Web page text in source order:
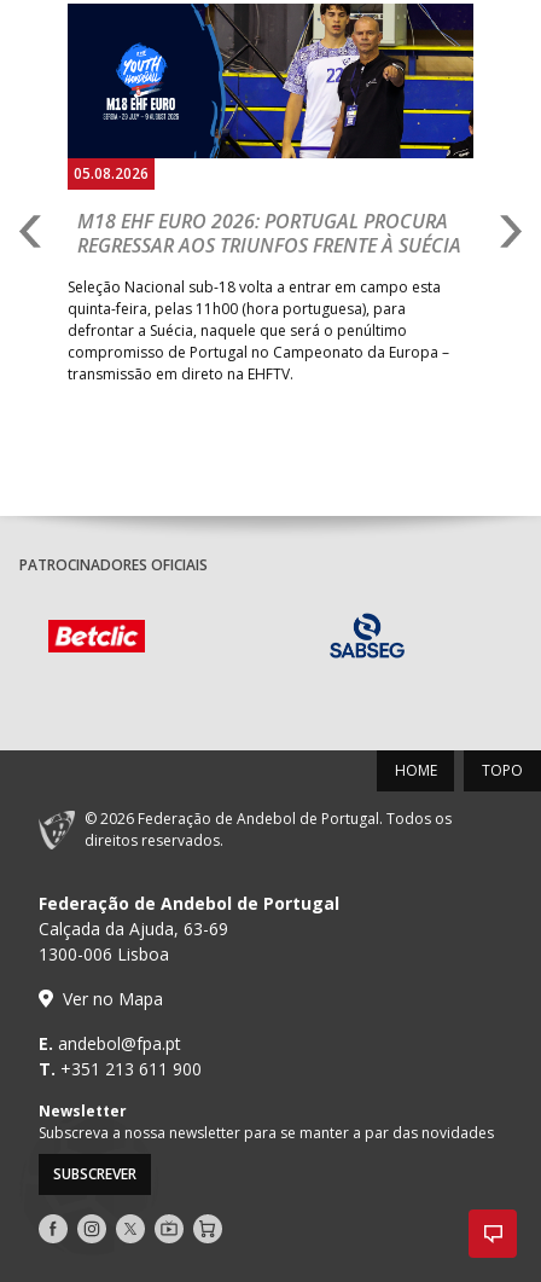
05.08.2026
M18 EHF EURO 2026: PORTUGAL PROCURA
REGRESSAR AOS TRIUNFOS FRENTE À SUÉCIA
Seleção Nacional sub-18 volta a entrar em campo esta
quinta-feira, pelas 11h00 (hora portuguesa), para
defrontar a Suécia, naquele que será o penúltimo
compromisso de Portugal no Campeonato da Europa –
transmissão em direto na EHFTV.
PATROCINADORES OFICIAIS
TOPO
HOME
© 2026 Federação de Andebol de Portugal. Todos os
direitos reservados.
Federação de Andebol de Portugal
Calçada da Ajuda, 63-69
1300-006 Lisboa
Ver no Mapa
E. andebol@fpa.pt
T. +351 213 611 900
Newsletter
Subscreva a nossa newsletter para se manter a par das novidades
SUBSCREVER
Siga-
nos
Siga-
nos
Siga-
nos
AndebolTV
Loja